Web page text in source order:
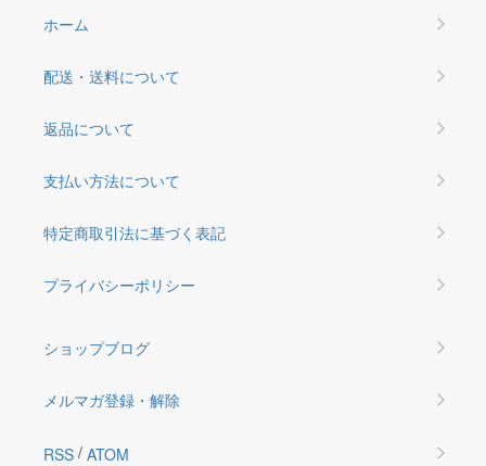
ホーム
配送・送料について
返品について
支払い方法について
特定商取引法に基づく表記
プライバシーポリシー
ショップブログ
メルマガ登録・解除
RSS / ATOM